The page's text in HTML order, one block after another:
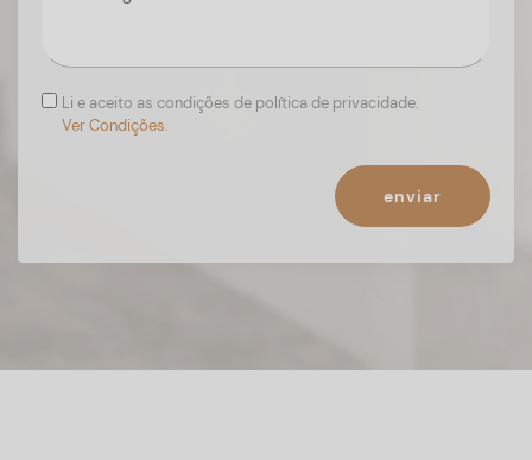
Li e aceito as condições de política de privacidade.
Ver Condições.
enviar